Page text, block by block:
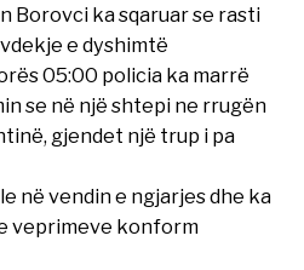
Borovci ka sqaruar se rasti
e dyshimtë
05:00 policia ka marrë
se në një shtepi ne rrugën
gjendet një trup i pa
në vendin e ngjarjes dhe ka
veprimeve konform